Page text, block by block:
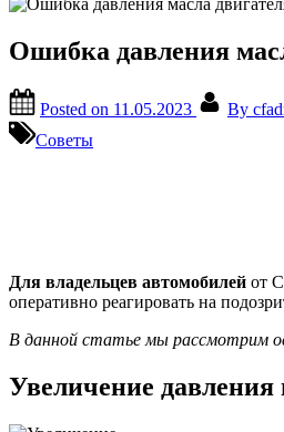
Ошибка давления
Posted on 11.05.2023 By
Советы
Для владельцев автомобилей от
оперативно реагировать на
В данной статье мы рассмотрим
Увеличение давления